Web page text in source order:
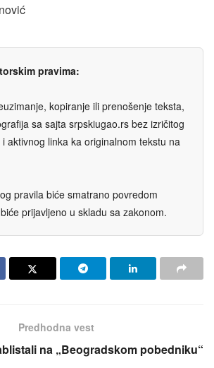
pravima:
kopiranje ili prenošenje teksta,
sa sajta srpskiugao.rs bez izričitog
aktivnog linka ka originalnom tekstu na
pravila biće smatrano povredom
prijavljeno u skladu sa zakonom.
Predhodna vest
na „Beogradskom pobedniku“